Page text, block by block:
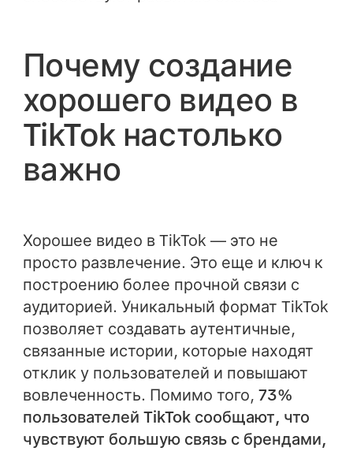
Почему создание
хорошего видео в
TikTok настолько
важно
Хорошее видео в TikTok — это не
просто развлечение. Это еще и ключ к
построению более прочной связи с
аудиторией. Уникальный формат TikTok
позволяет создавать аутентичные,
связанные истории, которые находят
отклик у пользователей и повышают
вовлеченность. Помимо того, 73%
пользователей TikTok сообщают, что
чувствуют большую связь с брендами,